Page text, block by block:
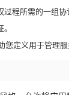
程所需的一组协
您定义用于管理服